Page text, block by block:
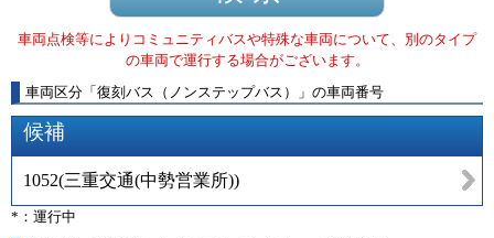
車両点検等によりコミュニティバスや特殊な車両について、別のタイプ
の車両で運行する場合がございます。
車両区分 「 復刻バス（ノンステップバス） 」 の車両番号
候補
1052(三重交通(中勢営業所))
*：運行中